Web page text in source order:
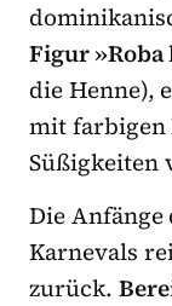
Figur »Roba
die Henne),
mit farbigen
Süßigkeiten
Die
Karnevals
zurück.